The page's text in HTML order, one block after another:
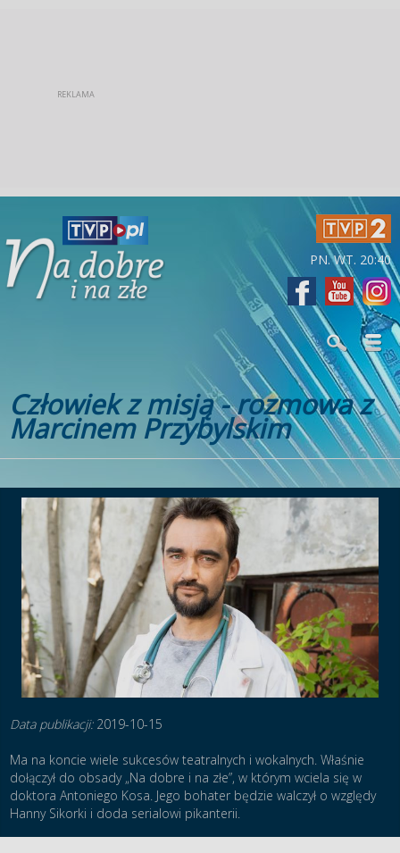
PN. WT. 20:40
Człowiek z misją - rozmowa z
Marcinem Przybylskim
Data publikacji: 2019-10-15
Ma na koncie wiele sukcesów teatralnych i wokalnych. Właśnie
dołączył do obsady „Na dobre i na złe”, w którym wciela się w
doktora Antoniego Kosa. Jego bohater będzie walczył o względy
Hanny Sikorki i doda serialowi pikanterii.